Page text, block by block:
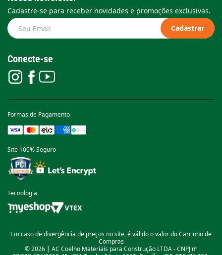
Cadastre-se para receber novidades e promoções exclusivas.
Cadastrar
Conecte-se
Formas de Pagamento
Site 100% Seguro
Tecnologia
Em caso de divergência de preços no site, é válido o valor do Carrinho de
Compras
© 2026 | AC Coelho Materiais para Construção LTDA - CNPJ nº